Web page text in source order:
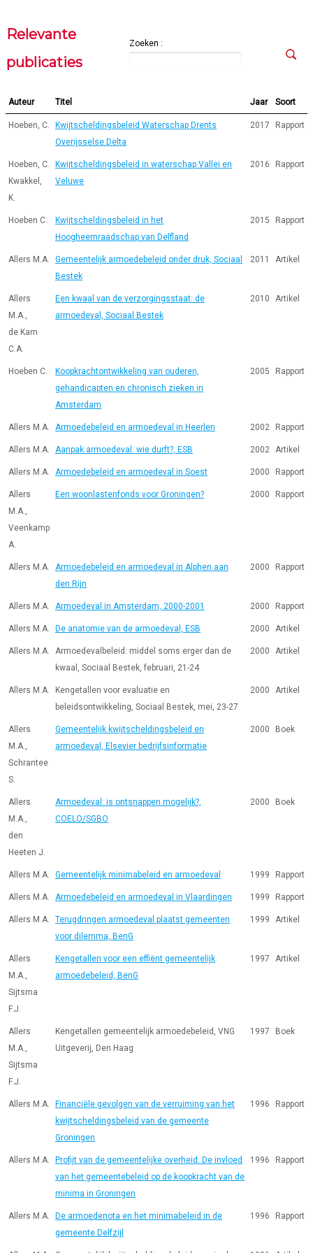
Relevante
publicaties
Zoeken :
Auteur Titel Jaar Soort
Hoeben, C.
Kwijtscheldingsbeleid Waterschap Drents
Overijsselse Delta
2017 Rapport
Hoeben, C.
Kwakkel,
K.
Kwijtscheldingsbeleid in waterschap Vallei en
Veluwe
2016 Rapport
Hoeben C.
Kwijtscheldingsbeleid in het
Hoogheemraadschap van Delfland
2015 Rapport
Allers M.A.
Gemeentelijk armoedebeleid onder druk, Sociaal
Bestek
2011 Artikel
Allers
M.A.,
de Kam
C.A.
Een kwaal van de verzorgingsstaat: de
armoedeval, Sociaal Bestek
2010 Artikel
Hoeben C.
Koopkrachtontwikkeling van ouderen,
gehandicapten en chronisch zieken in
Amsterdam
2005 Rapport
Allers M.A. Armoedebeleid en armoedeval in Heerlen 2002 Rapport
Allers M.A. Aanpak armoedeval: wie durft?, ESB 2002 Artikel
Allers M.A. Armoedebeleid en armoedeval in Soest 2000 Rapport
Allers
M.A.,
Veenkamp
A.
Een woonlastenfonds voor Groningen? 2000 Rapport
Allers M.A.
Armoedebeleid en armoedeval in Alphen aan
den Rijn
2000 Rapport
Allers M.A. Armoedeval in Amsterdam, 2000-2001 2000 Rapport
Allers M.A. De anatomie van de armoedeval, ESB 2000 Artikel
Allers M.A.
Armoedevalbeleid: middel soms erger dan de
kwaal, Sociaal Bestek, februari, 21-24
2000 Artikel
Allers M.A.
Kengetallen voor evaluatie en
beleidsontwikkeling, Sociaal Bestek, mei, 23-27
2000 Artikel
Allers
M.A.,
Schrantee
S.
Gemeentelijk kwijtscheldingsbeleid en
armoedeval, Elsevier bedrijfsinformatie
2000 Boek
Allers
M.A.,
den
Heeten J.
Armoedeval: is ontsnappen mogelijk?,
COELO/SGBO
2000 Boek
Allers M.A. Gemeentelijk minimabeleid en armoedeval 1999 Rapport
Allers M.A. Armoedebeleid en armoedeval in Vlaardingen 1999 Rapport
Allers M.A.
Terugdringen armoedeval plaatst gemeenten
voor dilemma, BenG
1999 Artikel
Allers
M.A.,
Sijtsma
F.J.
Kengetallen voor een effiënt gemeentelijk
armoedebeleid, BenG
1997 Artikel
Allers
M.A.,
Sijtsma
F.J.
Kengetallen gemeentelijk armoedebeleid, VNG
Uitgeverij, Den Haag
1997 Boek
Allers M.A.
Financiële gevolgen van de verruiming van het
kwijtscheldingsbeleid van de gemeente
Groningen
1996 Rapport
Allers M.A.
Profijt van de gemeentelijke overheid. De invloed
van het gemeentebeleid op de koopkracht van de
minima in Groningen
1996 Rapport
Allers M.A.
De armoedenota en het minimabeleid in de
gemeente Delfzijl
1996 Rapport